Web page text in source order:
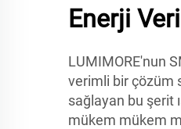
Enerji
LUMIMORE'nun
verimli bir çözüm
sağlayan bu şerit
mükem mükem